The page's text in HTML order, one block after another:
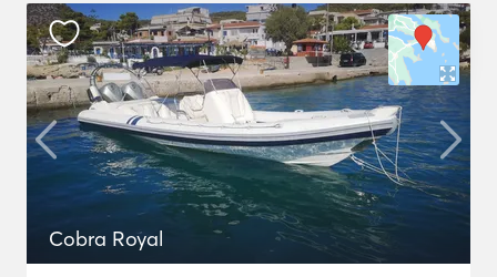
Cobra Royal